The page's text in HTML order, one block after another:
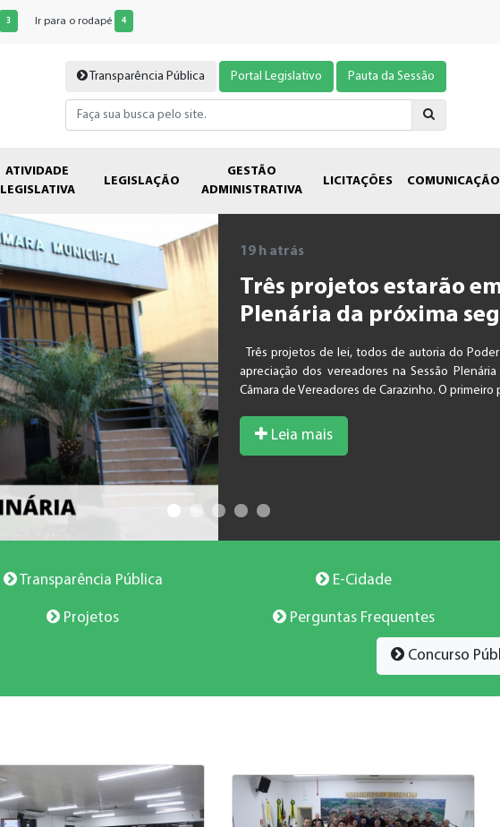
3 Ir para o rodapé 4
Transparência Pública Portal Legislativo
Pauta da Sessão
ATIVIDADE
LEGISLATIVA
LEGISLAÇÃO
GESTÃO
ADMINISTRATIVA
LICITAÇÕES COMUNICAÇÃO
19 h atrás
Três projetos estarão
Plenária da próxima
Três projetos de lei, todos de autoria do
apreciação dos vereadores na Sessão
Câmara de Vereadores de Carazinho. O primeiro
Leia mais
Transparência Pública E-Cidade
Projetos Perguntas Frequentes
Concurso